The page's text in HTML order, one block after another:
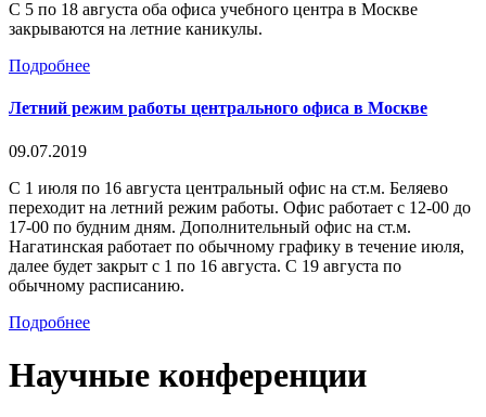
С 5 по 18 августа оба офиса учебного центра в Москве
закрываются на летние каникулы.
Подробнее
Летний режим работы центрального офиса в Москве
09.07.2019
С 1 июля по 16 августа центральный офис на ст.м. Беляево
переходит на летний режим работы. Офис работает с 12-00 до
17-00 по будним дням. Дополнительный офис на ст.м.
Нагатинская работает по обычному графику в течение июля,
далее будет закрыт с 1 по 16 августа. С 19 августа по
обычному расписанию.
Подробнее
Научные конференции